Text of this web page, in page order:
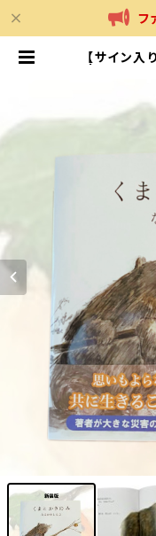
フ
【サイン入